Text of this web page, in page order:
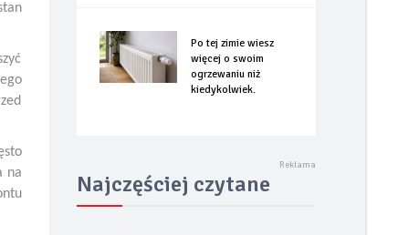
na
Po tej zimie wiesz
więcej o swoim
ogrzewaniu niż
kiedykolwiek.
Najczęściej czytane